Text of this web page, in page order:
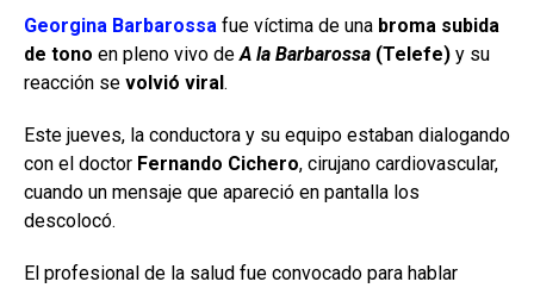
Georgina Barbarossa fue víctima de una broma subida
de tono en pleno vivo de A la Barbarossa (Telefe) y su
reacción se volvió viral.
Este jueves, la conductora y su equipo estaban dialogando
con el doctor Fernando Cichero, cirujano cardiovascular,
cuando un mensaje que apareció en pantalla los
descolocó.
El profesional de la salud fue convocado para hablar